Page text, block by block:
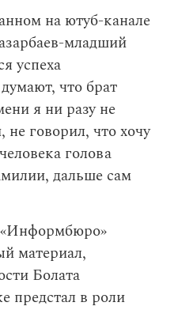
на ютуб-канале
младший
успеха
что брат
я ни разу не
говорил, что хочу
голова
дальше сам
«Информбюро»
материал,
Болата
предстал в роли